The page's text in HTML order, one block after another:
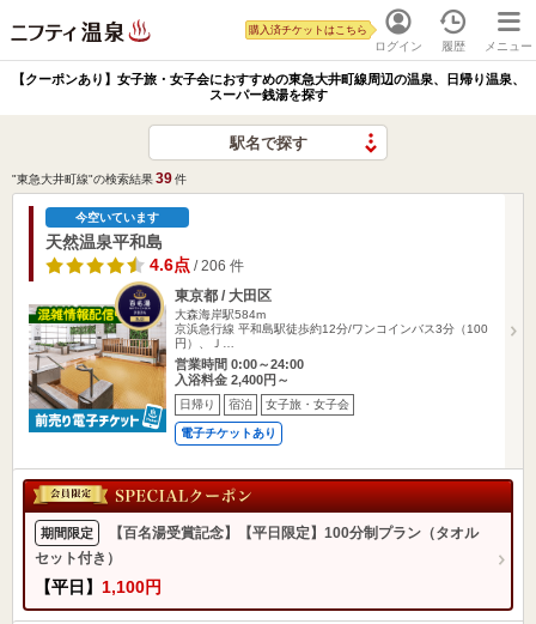
ログイン
購入済チケットはこちら
履歴 メニュー
【クーポンあり】女子旅・女子会におすすめの東急大井町線周辺の温泉、日帰り温泉、
スーパー銭湯を探す
駅名で探す
"東急大井町線"の検索結果39件
今空いています
天然温泉平和島
4.6点 / 206 件
東京都 / 大田区
大森海岸駅584m
京浜急行線 平和島駅徒歩約12分/ワンコインバス3分（100
円）、Ｊ…
営業時間 0:00～24:00
入浴料金 2,400円～
日帰り 宿泊 女子旅・女子会
電子チケットあり
期間限定
【百名湯受賞記念】【平日限定】100分制プラン（タオル
セット付き）
【平日】 1,100円